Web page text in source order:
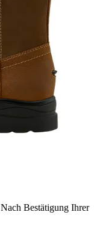
Nach Bestätigung Ihrer